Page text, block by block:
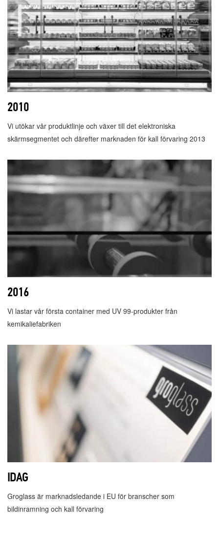
2010
Vi utökar vår produktlinje och växer till det elektroniska
skärmsegmentet och därefter marknaden för kall förvaring 2013
2016
Vi lastar vår första container med UV 99-produkter från
kemikaliefabriken
IDAG
Groglass är marknadsledande i EU för branscher som
bildinramning och kall förvaring